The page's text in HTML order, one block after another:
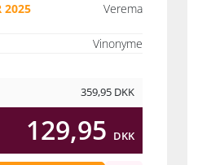
2025
Verema
Vinonyme
359,95 DKK
129,95 DKK